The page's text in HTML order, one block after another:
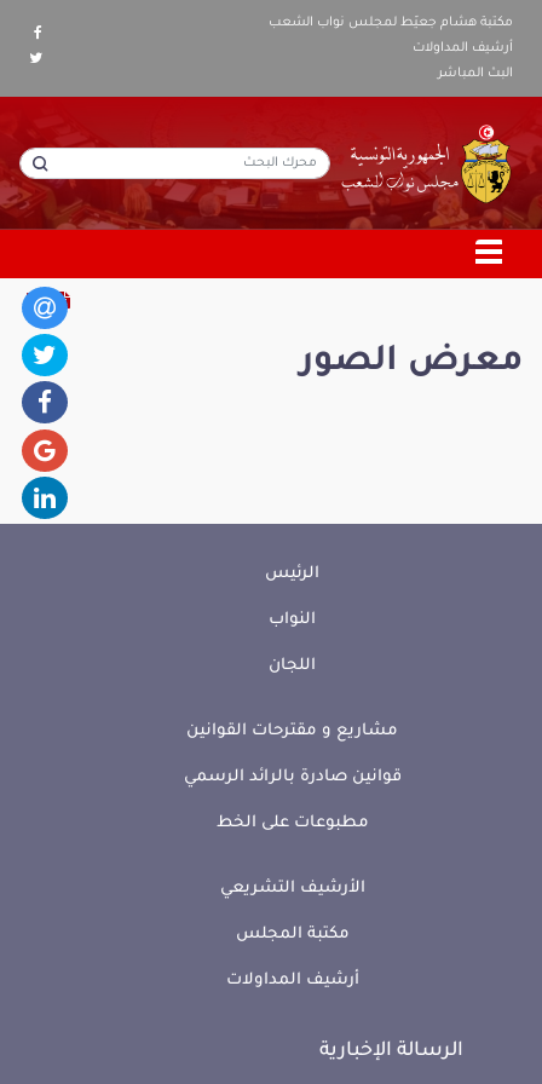
مكتبة هشام جعيّط لمجلس نواب الشعب
أرشيف المداولات
البث المباشر
معرض الصور
الرئيس
النواب
اللجان
مشاريع و مقترحات القوانين
قوانين صادرة بالرائد الرسمي
مطبوعات على الخط
الأرشيف التشريعي
مكتبة المجلس
أرشيف المداولات
الرسالة الإخبارية